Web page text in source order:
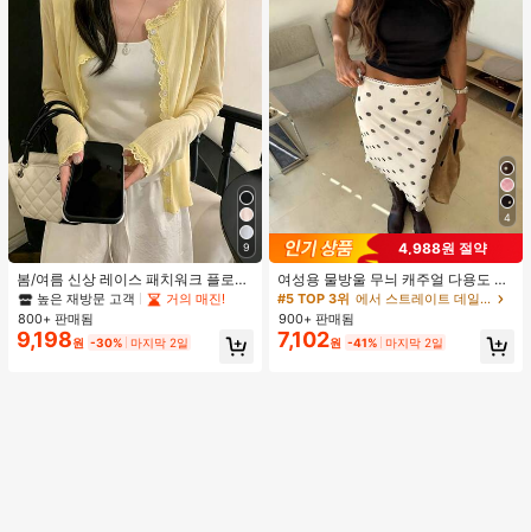
9
봄/여름 신상 레이스 패치워크 플로럴
트림 소프트 니트 가디건 경량 재킷 탑
여성용, 코티지코어 옐로우
높은 재방문 고객
거의 매진!
800+ 판매됨
9,198원 -30% 마지막 2일
4
4,988원 절약
여성용 물방울 무늬 캐주얼 다용도 데
이트 & 외출 A라인 스커트 봄
#5 TOP 3위
에서 스트레이트 데일리 스커트
900+ 판매됨
7,102원 -41% 마지막 2일